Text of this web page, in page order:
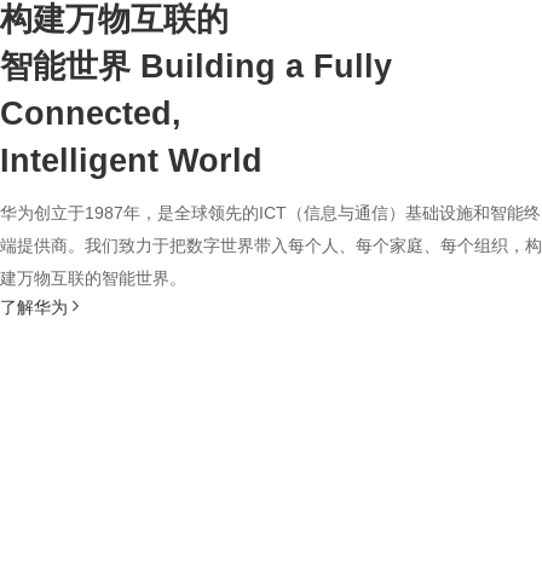
构建万物互联的
智能世界 Building a Fully
Connected,
Intelligent World
华为创立于1987年，是全球领先的ICT（信息与通信）基础设施和智能终
端提供商。我们致力于把数字世界带入每个人、每个家庭、每个组织，构
建万物互联的智能世界。
了解华为